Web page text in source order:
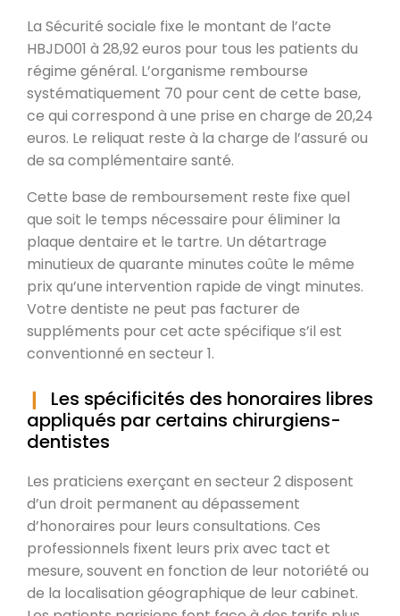
La Sécurité sociale fixe le montant de l’acte
HBJD001 à 28,92 euros pour tous les patients du
régime général. L’organisme rembourse
systématiquement 70 pour cent de cette base,
ce qui correspond à une prise en charge de 20,24
euros. Le reliquat reste à la charge de l’assuré ou
de sa complémentaire santé.
Cette base de remboursement reste fixe quel
que soit le temps nécessaire pour éliminer la
plaque dentaire et le tartre. Un détartrage
minutieux de quarante minutes coûte le même
prix qu’une intervention rapide de vingt minutes.
Votre dentiste ne peut pas facturer de
suppléments pour cet acte spécifique s’il est
conventionné en secteur 1.
Les spécificités des honoraires libres
appliqués par certains chirurgiens-
dentistes
Les praticiens exerçant en secteur 2 disposent
d’un droit permanent au dépassement
d’honoraires pour leurs consultations. Ces
professionnels fixent leurs prix avec tact et
mesure, souvent en fonction de leur notoriété ou
de la localisation géographique de leur cabinet.